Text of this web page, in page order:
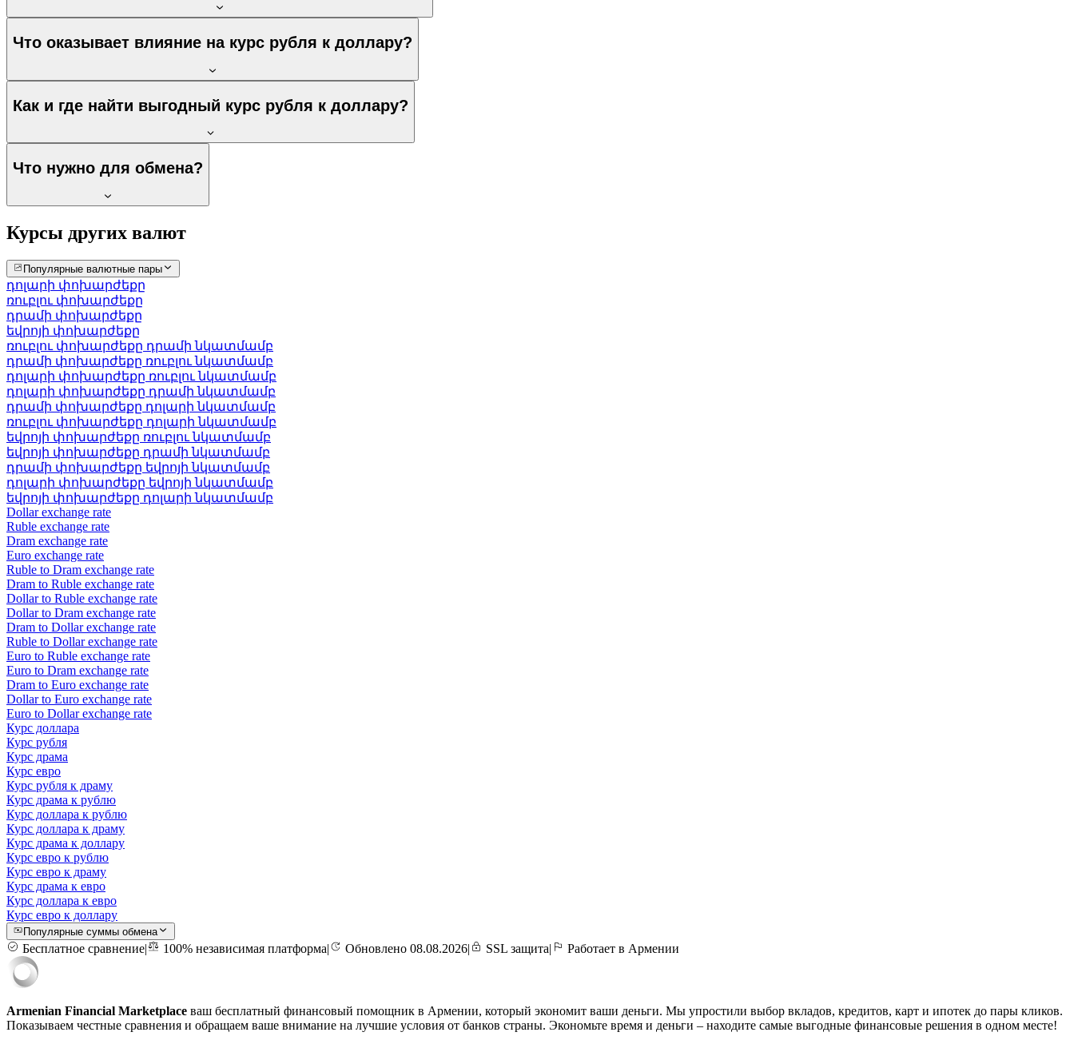
Что оказывает влияние на курс рубля к доллару?
Как и где найти выгодный курс рубля к доллару?
Что нужно для обмена?
Курсы других валют
Популярные валютные пары
դոլարի փոխարժեքը
ռուբլու փոխարժեքը
դրամի փոխարժեքը
եվրոյի փոխարժեքը
ռուբլու փոխարժեքը դրամի նկատմամբ
դրամի փոխարժեքը ռուբլու նկատմամբ
դոլարի փոխարժեքը ռուբլու նկատմամբ
դոլարի փոխարժեքը դրամի նկատմամբ
դրամի փոխարժեքը դոլարի նկատմամբ
ռուբլու փոխարժեքը դոլարի նկատմամբ
եվրոյի փոխարժեքը ռուբլու նկատմամբ
եվրոյի փոխարժեքը դրամի նկատմամբ
դրամի փոխարժեքը եվրոյի նկատմամբ
դոլարի փոխարժեքը եվրոյի նկատմամբ
եվրոյի փոխարժեքը դոլարի նկատմամբ
Dollar exchange rate
Ruble exchange rate
Dram exchange rate
Euro exchange rate
Ruble to Dram exchange rate
Dram to Ruble exchange rate
Dollar to Ruble exchange rate
Dollar to Dram exchange rate
Dram to Dollar exchange rate
Ruble to Dollar exchange rate
Euro to Ruble exchange rate
Euro to Dram exchange rate
Dram to Euro exchange rate
Dollar to Euro exchange rate
Euro to Dollar exchange rate
Курс доллара
Курс рубля
Курс драма
Курс евро
Курс рубля к драму
Курс драма к рублю
Курс доллара к рублю
Курс доллара к драму
Курс драма к доллару
Курс евро к рублю
Курс евро к драму
Курс драма к евро
Курс доллара к евро
Курс евро к доллару
Популярные суммы обмена
Бесплатное сравнение| 100% независимая платформа| Обновлено 08.08.2026| SSL защита| Работает в Армении
Armenian Financial Marketplace ваш бесплатный финансовый помощник в Армении, который экономит ваши деньги. Мы упростили выбор вкладов, кредитов, карт и ипотек до пары кликов.
Показываем честные сравнения и обращаем ваше внимание на лучшие условия от банков страны. Экономьте время и деньги – находите самые выгодные финансовые решения в одном месте!